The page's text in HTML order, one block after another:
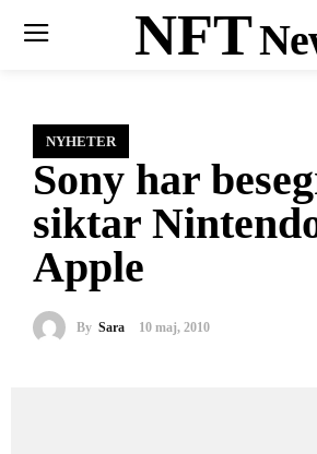
NFT
NYHETER
Sony har
siktar
Apple
By Sara 10 maj, 2010